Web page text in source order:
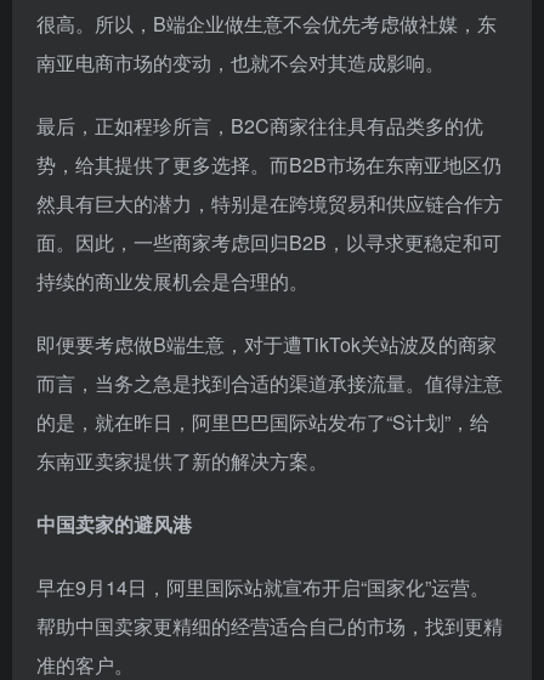
很高。所以，B端企业做生意不会优先考虑做社媒，东
南亚电商市场的变动，也就不会对其造成影响。
最后，正如程珍所言，B2C商家往往具有品类多的优
势，给其提供了更多选择。而B2B市场在东南亚地区仍
然具有巨大的潜力，特别是在跨境贸易和供应链合作方
面。因此，一些商家考虑回归B2B，以寻求更稳定和可
持续的商业发展机会是合理的。
即便要考虑做B端生意，对于遭TikTok关站波及的商家
而言，当务之急是找到合适的渠道承接流量。值得注意
的是，就在昨日，阿里巴巴国际站发布了“S计划”，给
东南亚卖家提供了新的解决方案。
中国卖家的避风港
早在9月14日，阿里国际站就宣布开启“国家化”运营。
帮助中国卖家更精细的经营适合自己的市场，找到更精
准的客户。